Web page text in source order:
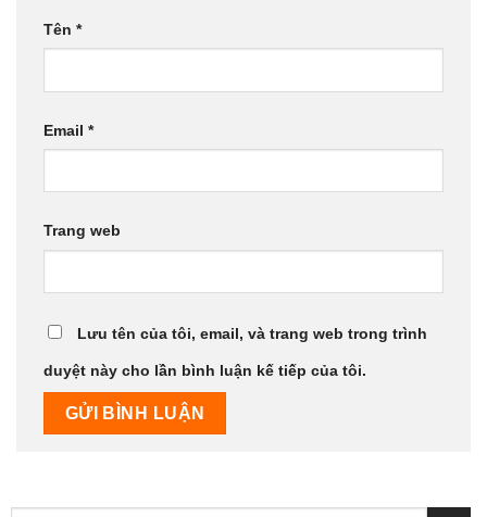
Tên *
Email *
Trang web
Lưu tên của tôi, email, và trang web trong trình
duyệt này cho lần bình luận kế tiếp của tôi.